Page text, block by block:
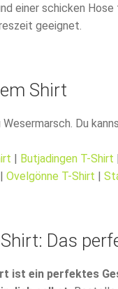
einer schicken
geeignet.
Shirt
Du
| Butjadingen T-Shirt |
|Ovelgönne T-Shirt |
Das
ist ein perfektes